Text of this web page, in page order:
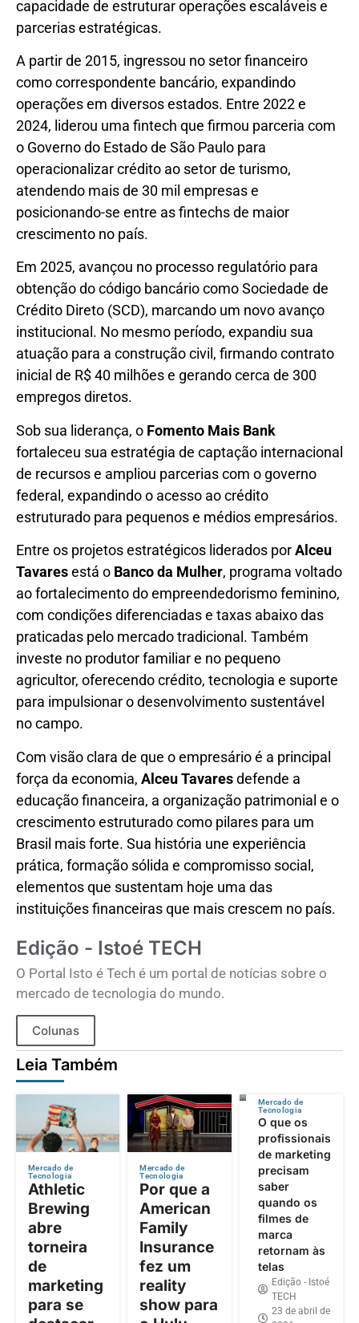
capacidade de estruturar operações escaláveis e
parcerias estratégicas.
A partir de 2015, ingressou no setor financeiro
como correspondente bancário, expandindo
operações em diversos estados. Entre 2022 e
2024, liderou uma fintech que firmou parceria com
o Governo do Estado de São Paulo para
operacionalizar crédito ao setor de turismo,
atendendo mais de 30 mil empresas e
posicionando-se entre as fintechs de maior
crescimento no país.
Em 2025, avançou no processo regulatório para
obtenção do código bancário como Sociedade de
Crédito Direto (SCD), marcando um novo avanço
institucional. No mesmo período, expandiu sua
atuação para a construção civil, firmando contrato
inicial de R$ 40 milhões e gerando cerca de 300
empregos diretos.
Sob sua liderança, o Fomento Mais Bank
fortaleceu sua estratégia de captação internacional
de recursos e ampliou parcerias com o governo
federal, expandindo o acesso ao crédito
estruturado para pequenos e médios empresários.
Entre os projetos estratégicos liderados porAlceu
Tavaresestá o Banco da Mulher, programa voltado
ao fortalecimento do empreendedorismo feminino,
com condições diferenciadas e taxas abaixo das
praticadas pelo mercado tradicional. Também
investe no produtor familiar e no pequeno
agricultor, oferecendo crédito, tecnologia e suporte
para impulsionar o desenvolvimento sustentável
no campo.
Com visão clara de que o empresário é a principal
força da economia, Alceu Tavaresdefende a
educação financeira, a organização patrimonial e o
crescimento estruturado como pilares para um
Brasil mais forte. Sua história une experiência
prática, formação sólida e compromisso social,
elementos que sustentam hoje uma das
instituições financeiras que mais crescem no país.
Edição - Istoé TECH
O Portal Isto é Tech é um portal de notícias sobre o
mercado de tecnologia do mundo.
Colunas
Leia Também
Mercado de
Tecnologia
Athletic
Brewing
abre
torneira
de
marketing
para se
Mercado de
Tecnologia
Por que a
American
Family
Insurance
fez um
reality
show para
Mercado de
Tecnologia
O que os
profissionais
de marketing
precisam
saber
quando os
filmes de
marca
retornam às
telas
Edição - Istoé
TECH
23 de abril de